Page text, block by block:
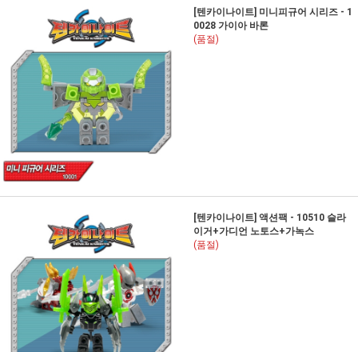
[텐카이나이트] 미니피규어 시리즈 - 1
0028 가이아 바론
(품절)
[텐카이나이트] 액션팩 - 10510 슬라
이거+가디언 노토스+가녹스
(품절)